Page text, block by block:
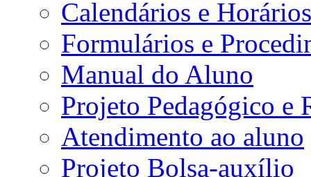
Calendários e Horários
Formulários e
Manual do Aluno
Projeto Pedagógico e
Atendimento ao aluno
Projeto Bolsa-auxílio